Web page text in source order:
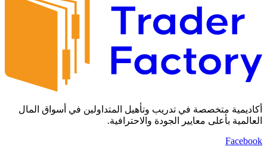
أكاديمية متخصصة في تدريب وتأهيل المتداولين في أسواق المال
العالمية بأعلى معايير الجودة والاحترافية.
Facebook